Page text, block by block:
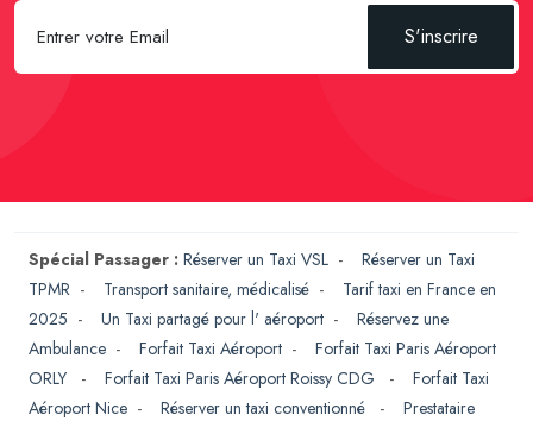
S'inscrire
Spécial Passager : Réserver un Taxi VSL - Réserver un Taxi
TPMR - Transport sanitaire, médicalisé - Tarif taxi en France en
2025 - Un Taxi partagé pour l' aéroport - Réservez une
Ambulance - Forfait Taxi Aéroport - Forfait Taxi Paris Aéroport
ORLY
- Forfait Taxi Paris Aéroport Roissy CDG - Forfait Taxi
Aéroport Nice - Réserver un taxi conventionné - Prestataire